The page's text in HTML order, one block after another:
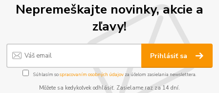
Nepremeškajte novinky, akcie a
zľavy!
Prihlásiť sa
Súhlasím sospracovaním osobných údajov za účelom zasielania newslettera.
Môžete sa kedykoľvek odhlásiť. Zasielame raz za 14 dní.